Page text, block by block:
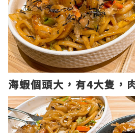
海蝦個頭大，有4大隻，